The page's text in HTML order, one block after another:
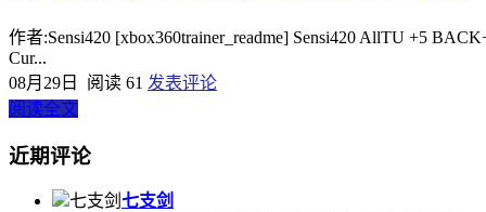
作者:Sensi420 [xbox360trainer_readme] Sensi420 AllTU +5
Cur...
08月29日
阅读 61 发表评论
阅读全文
近期评论
七支剑